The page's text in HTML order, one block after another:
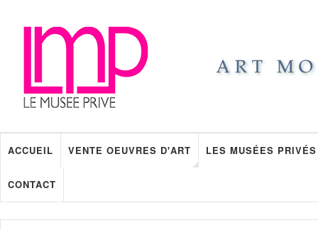
ACCUEIL VENTE OEUVRES D'ART LES MUSÉES PRIVÉS
CONTACT